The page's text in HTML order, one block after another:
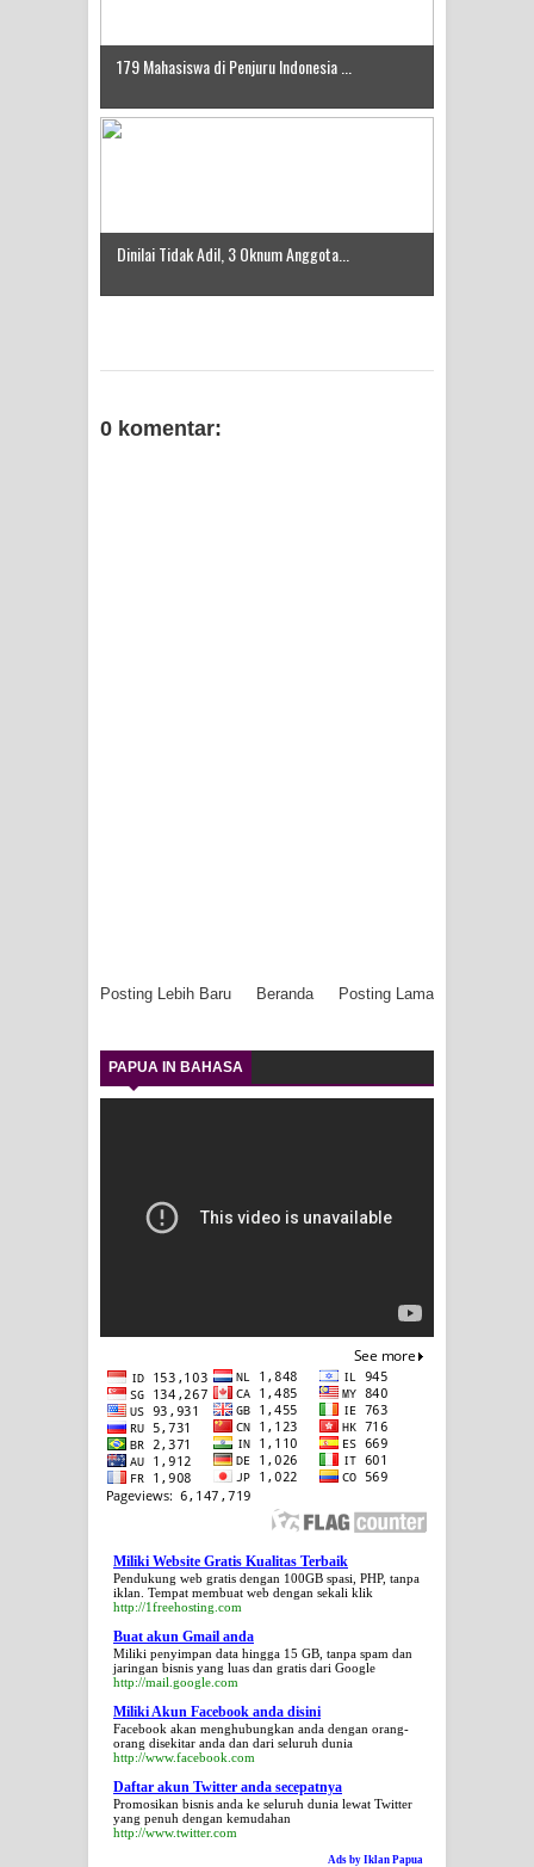
179 Mahasiswa di Penjuru Indonesia ...
Dinilai Tidak Adil, 3 Oknum Anggota...
0 komentar:
Posting Lebih Baru Posting Lama
Beranda
PAPUA IN BAHASA
Miliki Website Gratis Kualitas Terbaik
Pendukung web gratis dengan 100GB spasi, PHP, tanpa
iklan. Tempat membuat web dengan sekali klik
http://1freehosting.com
Buat akun Gmail anda
Miliki penyimpan data hingga 15 GB, tanpa spam dan
jaringan bisnis yang luas dan gratis dari Google
http://mail.google.com
Miliki Akun Facebook anda disini
Facebook akan menghubungkan anda dengan orang-
orang disekitar anda dan dari seluruh dunia
http://www.facebook.com
Daftar akun Twitter anda secepatnya
Promosikan bisnis anda ke seluruh dunia lewat Twitter
yang penuh dengan kemudahan
http://www.twitter.com
Ads by Iklan Papua